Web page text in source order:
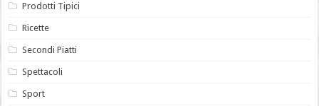
Prodotti Tipici
Ricette
Secondi Piatti
Spettacoli
Sport